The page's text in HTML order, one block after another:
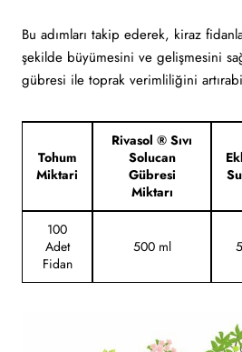
Bu adımları takip ederek, kiraz
şekilde büyümesini ve gelişmesini
gübresi ile toprak verimliliğini
Tohum
Miktari
Rivasol ® Sıvı
Solucan
Gübresi
Miktarı
100
Adet
Fidan
500 ml